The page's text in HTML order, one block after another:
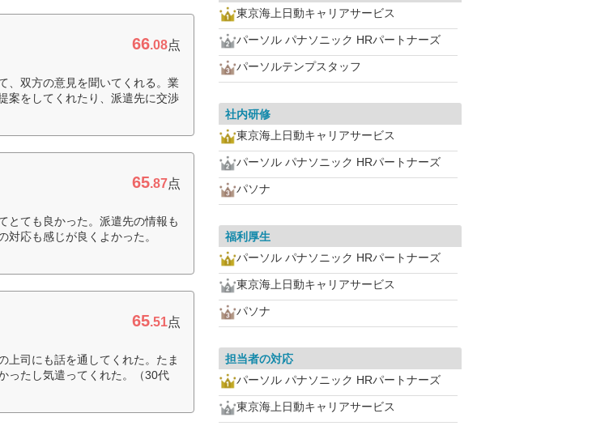
66.08点
、双方の意見を聞いてくれる。業
案をしてくれたり、派遣先に交渉
65.87点
とても良かった。派遣先の情報も
応も感じが良くよかった。
65.51点
上司にも話を通してくれた。たま
ったし気遣ってくれた。（30代
東京海上日動キャリアサービス
パーソル パナソニック HRパートナーズ
パーソルテンプスタッフ
社内研修
東京海上日動キャリアサービス
パーソル パナソニック HRパートナーズ
パソナ
福利厚生
パーソル パナソニック HRパートナーズ
東京海上日動キャリアサービス
パソナ
担当者の対応
パーソル パナソニック HRパートナーズ
東京海上日動キャリアサービス